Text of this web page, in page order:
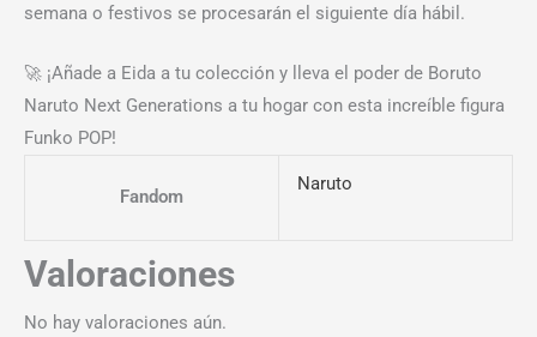
semana o festivos se procesarán el siguiente día hábil.
🚀 ¡Añade a Eida a tu colección y lleva el poder de Boruto
Naruto Next Generations a tu hogar con esta increíble figura
Funko POP!
Fandom
Naruto
Valoraciones
No hay valoraciones aún.